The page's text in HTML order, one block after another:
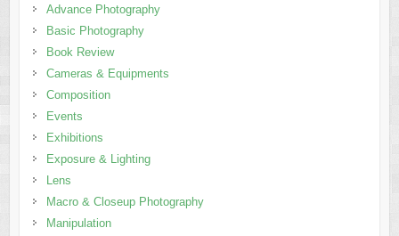
Advance Photography
Basic Photography
Book Review
Cameras & Equipments
Composition
Events
Exhibitions
Exposure & Lighting
Lens
Macro & Closeup Photography
Manipulation